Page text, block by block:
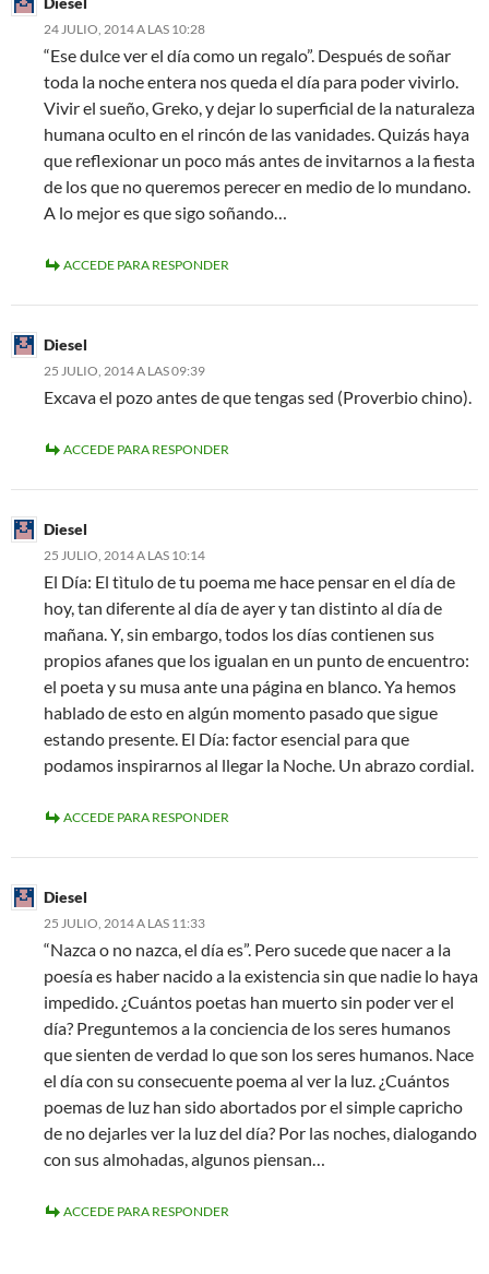
24 JULIO, 2014 A LAS 10:28
“Ese dulce ver el día como un regalo”. Después de soñar
toda la noche entera nos queda el día para poder vivirlo.
Vivir el sueño, Greko, y dejar lo superficial de la naturaleza
humana oculto en el rincón de las vanidades. Quizás haya
que reflexionar un poco más antes de invitarnos a la fiesta
de los que no queremos perecer en medio de lo mundano.
A lo mejor es que sigo soñando…
ACCEDE PARA RESPONDER
Diesel
25 JULIO, 2014 A LAS 09:39
Excava el pozo antes de que tengas sed (Proverbio chino).
ACCEDE PARA RESPONDER
Diesel
25 JULIO, 2014 A LAS 10:14
El Día: El tìtulo de tu poema me hace pensar en el día de
hoy, tan diferente al día de ayer y tan distinto al día de
mañana. Y, sin embargo, todos los días contienen sus
propios afanes que los igualan en un punto de encuentro:
el poeta y su musa ante una página en blanco. Ya hemos
hablado de esto en algún momento pasado que sigue
estando presente. El Día: factor esencial para que
podamos inspirarnos al llegar la Noche. Un abrazo cordial.
ACCEDE PARA RESPONDER
Diesel
25 JULIO, 2014 A LAS 11:33
“Nazca o no nazca, el día es”. Pero sucede que nacer a la
poesía es haber nacido a la existencia sin que nadie lo haya
impedido. ¿Cuántos poetas han muerto sin poder ver el
día? Preguntemos a la conciencia de los seres humanos
que sienten de verdad lo que son los seres humanos. Nace
el día con su consecuente poema al ver la luz. ¿Cuántos
poemas de luz han sido abortados por el simple capricho
de no dejarles ver la luz del día? Por las noches, dialogando
con sus almohadas, algunos piensan…
ACCEDE PARA RESPONDER